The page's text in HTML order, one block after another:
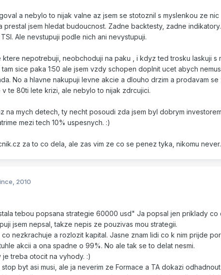
a nebylo to nijak valne az jsem se stotoznil s myslenkou ze
prestal jsem hledat budoucnost. Zadne backtesty, zadne
Ale nevstupuji podle nich ani nevystupuji.
ktere nepotrebuji, neobchoduji na paku , i kdyz ted trosku laskuji s
tam sice paka 1:50 ale jsem vzdy schopen doplnit ucet abych
No a hlavne nakupuji levne akcie a dlouho drzim a prodavam se
te 80ti lete krizi, ale nebylo to nijak zdrcujici.
na mych detech, ty necht posoudi zda jsem byl dobrym
mezi tech 10% uspesnych. :)
za to co dela, ale zas vim ze co se penez tyka, nikomu
2010
tebou popsana strategie 60000 usd" Ja popsal jen priklady co
jsem nepsal, takze nepis ze pouzivas mou strategii.
nezkrachuje a rozlozit kapital. Jasne znam lidi co k nim prijde
akcii a ona spadne o 99%. No ale tak se to delat nesmi.
treba otocit na vyhody. :)
stop byt asi musi, ale ja neverim ze Formace a TA dokazi